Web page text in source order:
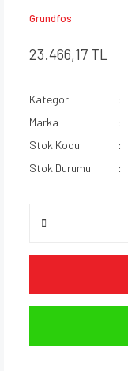
Grundfos
23.466,17 TL
Kategori
Marka
Stok Kodu
Stok Durumu